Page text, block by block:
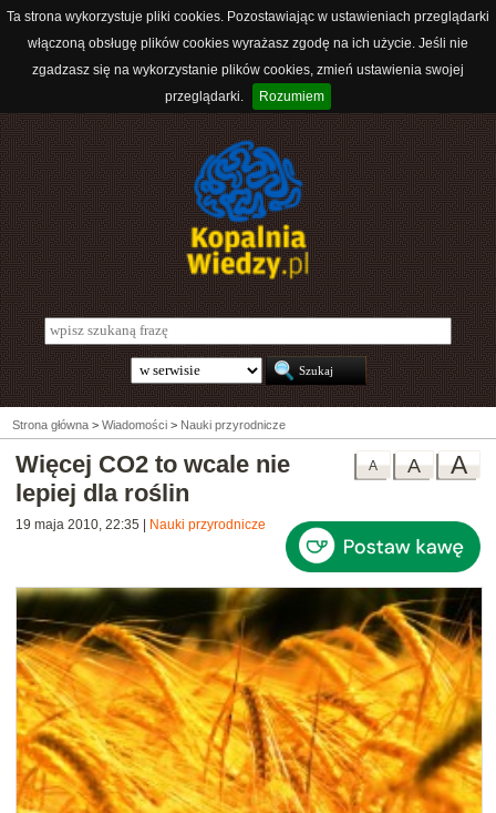
Ta strona wykorzystuje pliki cookies. Pozostawiając w ustawieniach przeglądarki
włączoną obsługę plików cookies wyrażasz zgodę na ich użycie. Jeśli nie
zgadzasz się na wykorzystanie plików cookies, zmień ustawienia swojej
przeglądarki.
Rozumiem
Strona główna > Wiadomości > Nauki przyrodnicze
A
A
A
Więcej CO2 to wcale nie
lepiej dla roślin
19 maja 2010, 22:35 Nauki przyrodnicze